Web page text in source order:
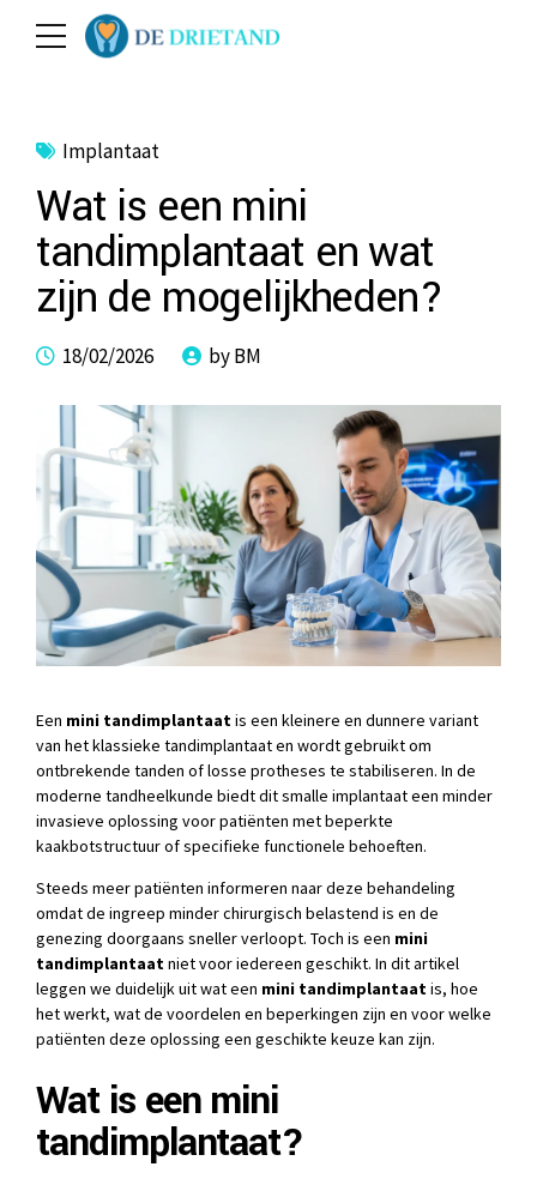
Implantaat
Wat is een mini
tandimplantaat en wat
zijn de mogelijkheden?
18/02/2026 by BM
Een mini tandimplantaatis een kleinere en dunnere variant
van het klassieke tandimplantaat en wordt gebruikt om
ontbrekende tanden of losse protheses te stabiliseren. In de
moderne tandheelkunde biedt dit smalle implantaat een minder
invasieve oplossing voor patiënten met beperkte
kaakbotstructuur of specifieke functionele behoeften.
Steeds meer patiënten informeren naar deze behandeling
omdat de ingreep minder chirurgisch belastend is en de
genezing doorgaans sneller verloopt. Toch is een mini
tandimplantaatniet voor iedereen geschikt. In dit artikel
leggen we duidelijk uit wat een mini tandimplantaatis, hoe
het werkt, wat de voordelen en beperkingen zijn en voor welke
patiënten deze oplossing een geschikte keuze kan zijn.
Wat is een mini
tandimplantaat?